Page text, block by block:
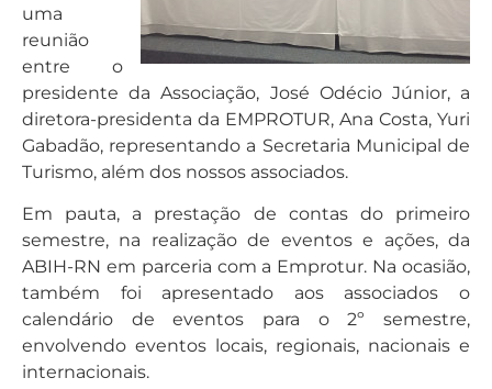
uma
reunião
entre o
presidente da Associação, José Odécio Júnior, a
diretora-presidenta da EMPROTUR, Ana Costa, Yuri
Gabadão, representando a Secretaria Municipal de
Turismo, além dos nossos associados.
Em pauta, a prestação de contas do primeiro
semestre, na realização de eventos e ações, da
ABIH-RN em parceria com a Emprotur. Na ocasião,
também foi apresentado aos associados o
calendário de eventos para o 2º semestre,
envolvendo eventos locais, regionais, nacionais e
internacionais.